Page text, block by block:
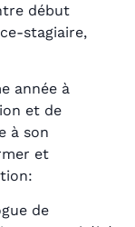
début
stagiaire,
année à
et de
à son
et
de